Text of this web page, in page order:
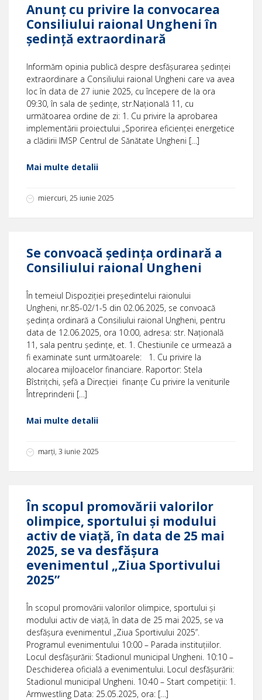
Anunț cu privire la convocarea
Consiliului raional Ungheni în
ședință extraordinară
Informăm opinia publică despre desfășurarea ședinței
extraordinare a Consiliului raional Ungheni care va avea
loc în data de 27 iunie 2025, cu începere de la ora
09:30, în sala de ședințe, str.Națională 11, cu
următoarea ordine de zi: 1. Cu privire la aprobarea
implementării proiectului „Sporirea eficienței energetice
a clădirii IMSP Centrul de Sănătate Ungheni […]
Mai multe detalii
miercuri, 25 iunie 2025
Se convoacă ședința ordinară a
Consiliului raional Ungheni
În temeiul Dispoziției președintelui raionului
Ungheni, nr.85-02/1-5 din 02.06.2025, se convoacă
ședința ordinară a Consiliului raional Ungheni, pentru
data de 12.06.2025, ora 10:00, adresa: str. Națională
11, sala pentru ședințe, et. 1. Chestiunile ce urmează a
fi examinate sunt următoarele: 1. Cu privire la
alocarea mijloacelor financiare. Raportor: Stela
Bîstrițchi, șefă a Direcției finanțe Cu privire la veniturile
Întreprinderii […]
Mai multe detalii
marți, 3 iunie 2025
În scopul promovării valorilor
olimpice, sportului și modului
activ de viață, în data de 25 mai
2025, se va desfășura
evenimentul „Ziua Sportivului
2025”
În scopul promovării valorilor olimpice, sportului și
modului activ de viață, în data de 25 mai 2025, se va
desfășura evenimentul „Ziua Sportivului 2025”.
Programul evenimentului 10:00 – Parada instituțiilor.
Locul desfășurării: Stadionul municipal Ungheni. 10:10 –
Deschiderea oficială a evenimentului. Locul desfășurării:
Stadionul municipal Ungheni. 10:40 – Start competiții: 1.
Armwestling Data: 25.05.2025, ora: […]